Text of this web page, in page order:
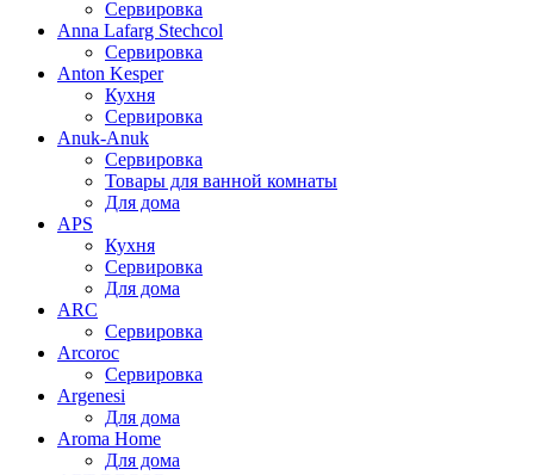
Сервировка
Anna Lafarg Stechcol
Сервировка
Anton Kesper
Кухня
Сервировка
Anuk-Anuk
Сервировка
Товары для ванной комнаты
Для дома
APS
Кухня
Сервировка
Для дома
ARC
Сервировка
Arcoroc
Сервировка
Argenesi
Для дома
Aroma Home
Для дома